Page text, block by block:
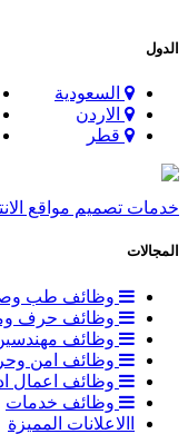
الدول
السعودية
الاردن
قطر
خدمات تصميم مواقع
المجالات
وظائف طب
وظائف حرف
وظائف
وظائف امن
وظائف اعمال
وظائف خدمات
االاعلانات المميزة